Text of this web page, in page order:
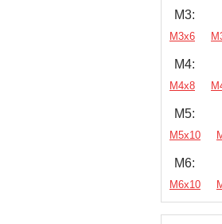
М3:
М3х6
М4:
М4х8
М5:
М5х10
М6:
М6х10